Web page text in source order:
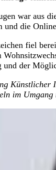
war aus
und die
fiel
der
im